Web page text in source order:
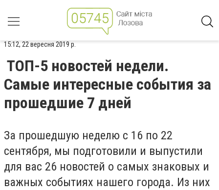
15:12, 22 вересня 2019 р.
ТОП-5 новостей недели.
Самые интересные события за
прошедшие 7 дней
За прошедшую неделю с 16 по 22
сентября, мы подготовили и выпустили
для вас 26 новостей о самых знаковых и
важных событиях нашего города. Из них